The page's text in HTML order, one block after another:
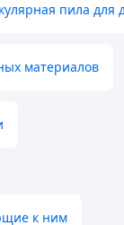
пила для
материалов
к ним